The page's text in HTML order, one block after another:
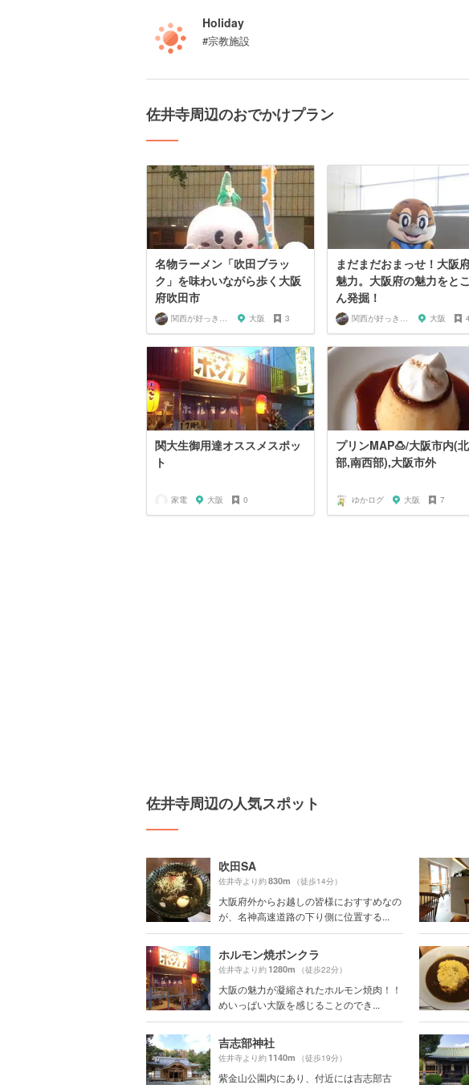
Holiday
#宗教施設
佐井寺周辺のおでかけプラン
名物ラーメン「吹田ブラッ
ク」を味わいながら歩く大阪
府吹田市
関西が好っきゃねん 大阪 3
まだまだおまっせ！大阪
魅力。大阪府の魅力をと
ん発掘！
関西が好っきゃねん 大阪 4
関大生御用達オススメスポッ
ト
家電 大阪 0
プリンMAP🍮/大阪市内(
部,南西部),大阪市外
ゆかログ 大阪 7
佐井寺周辺の人気スポット
吹田SA
佐井寺より約830m （徒歩14分）
大阪府外からお越しの皆様におすすめなの
が、名神高速道路の下り側に位置する...
ホルモン焼ボンクラ
佐井寺より約1280m （徒歩22分）
大阪の魅力が凝縮されたホルモン焼肉！！
めいっぱい大阪を感じることのでき...
吉志部神社
佐井寺より約1140m （徒歩19分）
紫金山公園内にあり、付近には吉志部古